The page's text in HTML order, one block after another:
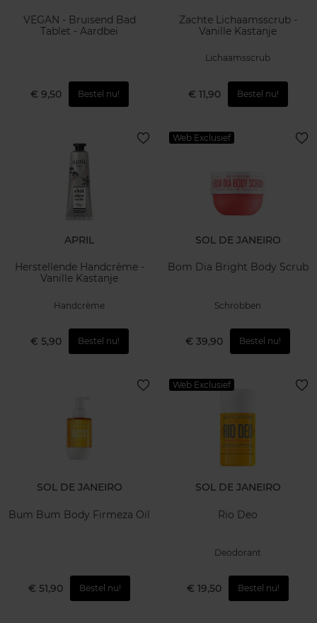
VEGAN - Bruisend Bad
Tablet - Aardbei
€ 9,50 Bestel nu!
Zachte Lichaamsscrub -
Vanille Kastanje
Lichaamsscrub
€ 11,90 Bestel nu!
APRIL
Herstellende Handcrème -
Vanille Kastanje
Handcrème
€ 5,90 Bestel nu!
Web Exclusief
SOL DE JANEIRO
Bom Dia Bright Body Scrub
Schrobben
€ 39,90 Bestel nu!
SOL DE JANEIRO
Bum Bum Body Firmeza Oil
€ 51,90 Bestel nu!
Web Exclusief
SOL DE JANEIRO
Rio Deo
Deodorant
€ 19,50 Bestel nu!